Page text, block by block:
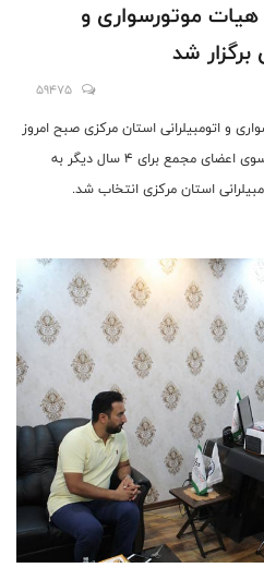
موتورسواری و
برگزار شد
59475
و اتومبیلرانی استان مرکزی صبح امروز
۲۱ تیر ماه برگزار شد و احمد بهاری از سوی اعضای مجمع برای ۴ سال دیگر به
استان مرکزی انتخاب شد.